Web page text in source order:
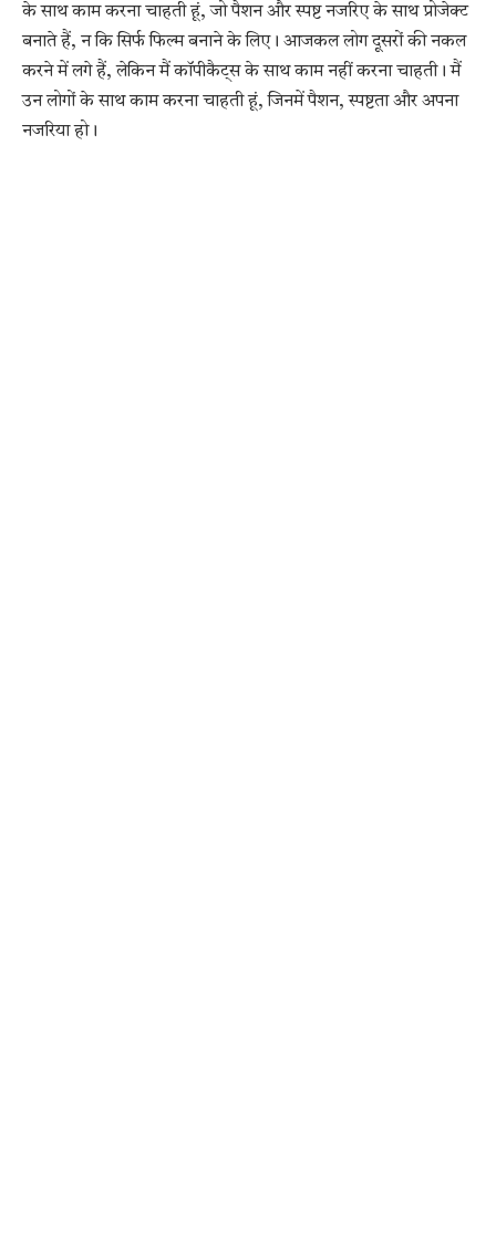
के साथ काम करना चाहती हूं, जो पैशन और स्पष्ट नजरिए के साथ प्रोजेक्ट
बनाते हैं, न कि सिर्फ फिल्म बनाने के लिए। आजकल लोग दूसरों की नकल
करने में लगे हैं, लेकिन मैं कॉपीकैट्स के साथ काम नहीं करना चाहती। मैं
उन लोगों के साथ काम करना चाहती हूं, जिनमें पैशन, स्पष्टता और अपना
नजरिया हो।